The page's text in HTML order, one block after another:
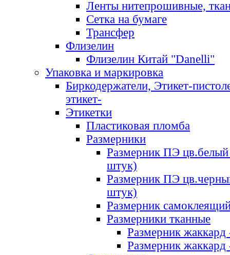
Ленты нитепрошивные,
Сетка на бумаге
Трансфер
Флизелин
Флизелин Китай "Danelli"
Упаковка и маркировка
Биркодержатели, Этикет-
этикет-
Этикетки
Пластиковая пломба
Размерники
Размерник ПЭ цв.белый
штук)
Размерник ПЭ
штук)
Размерник
Размерники тканные
Размерник
Размерник